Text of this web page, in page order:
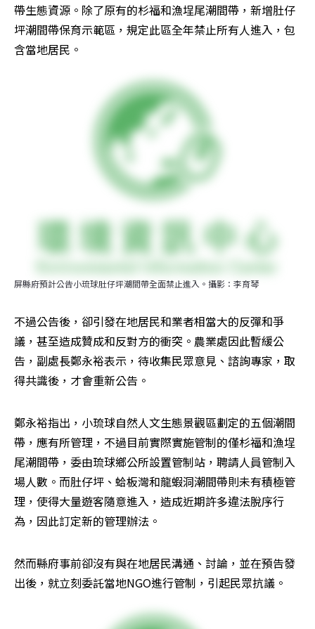
帶生態資源。除了原有的杉福和漁埕尾潮間帶，新增肚仔
坪潮間帶保育示範區，規定此區全年禁止所有人進入，包
含當地居民。
屏縣府預計公告小琉球肚仔坪潮間帶全面禁止進入。攝影：李育琴
不過公告後，卻引發在地居民和業者相當大的反彈和爭
議，甚至造成贊成和反對方的衝突。農業處因此暫緩公
告，副處長鄭永裕表示，待收集民眾意見、諮詢專家，取
得共識後，才會重新公告。
鄭永裕指出，小琉球自然人文生態景觀區劃定的五個潮間
帶，應有所管理，不過目前實際實施管制的僅杉福和漁埕
尾潮間帶，委由琉球鄉公所設置管制站，聘請人員管制入
場人數。而肚仔坪、蛤板灣和龍蝦洞潮間帶則未有積極管
理，使得大量遊客隨意進入，造成近期許多違法脫序行
為，因此訂定新的管理辦法。
然而縣府事前卻沒有與在地居民溝通、討論，並在預告發
出後，就立刻委託當地NGO進行管制，引起民眾抗議。